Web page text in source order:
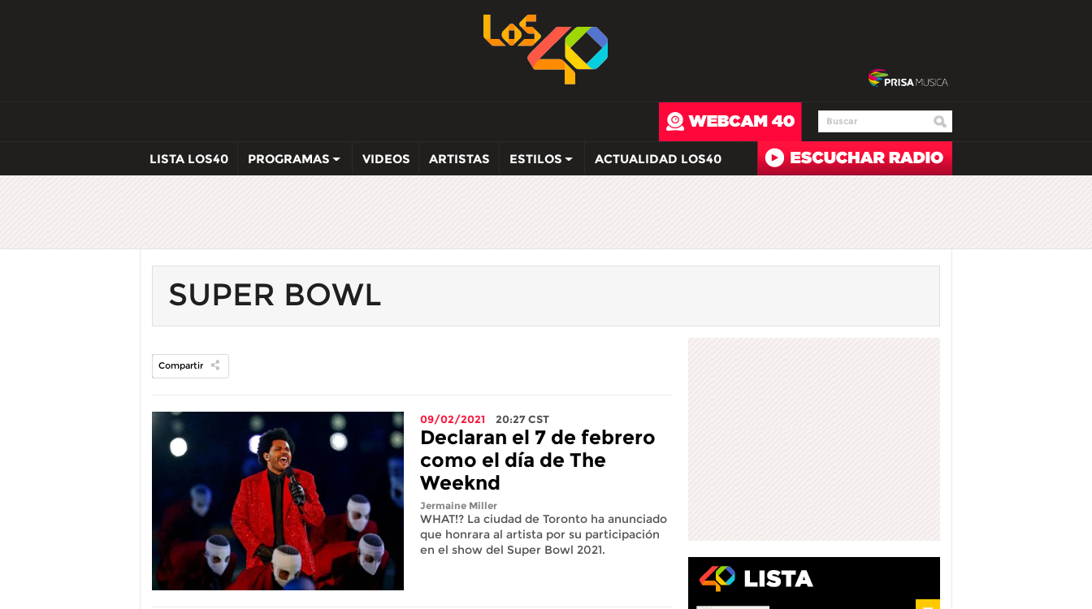
LISTA LOS40 PROGRAMAS VIDEOS ARTISTAS ESTILOS ACTUALIDAD LOS40
SUPER BOWL
Compartir
09/02/2021 20:27CST
Declaran el 7 de febrero
como el día de The
Weeknd
Jermaine Miller
WHAT!? La ciudad de Toronto ha anunciado
que honrara al artista por su participación
en el show del Super Bowl 2021.